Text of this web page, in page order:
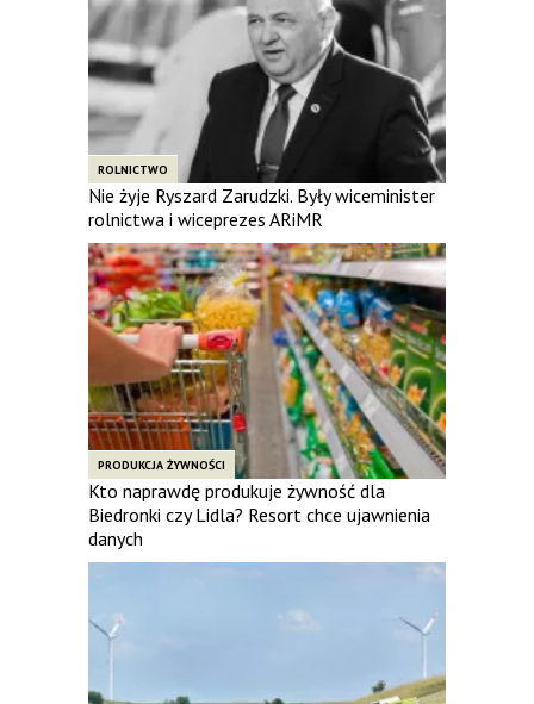
ROLNICTWO
Nie żyje Ryszard Zarudzki. Były wiceminister
rolnictwa i wiceprezes ARiMR
PRODUKCJA ŻYWNOŚCI
Kto naprawdę produkuje żywność dla
Biedronki czy Lidla? Resort chce ujawnienia
danych